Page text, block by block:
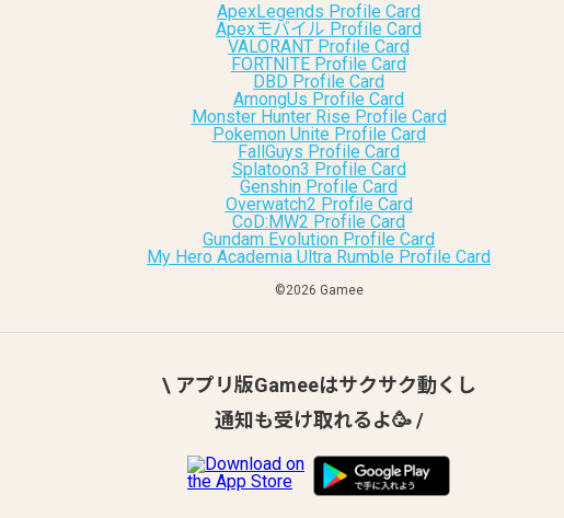
ApexLegends Profile Card
Apexモバイル Profile Card
VALORANT Profile Card
FORTNITE Profile Card
DBD Profile Card
AmongUs Profile Card
Monster Hunter Rise Profile Card
Pokemon Unite Profile Card
FallGuys Profile Card
Splatoon3 Profile Card
Genshin Profile Card
Overwatch2 Profile Card
CoD:MW2 Profile Card
Gundam Evolution Profile Card
My Hero Academia Ultra Rumble Profile Card
©︎2026 Gamee
\ アプリ版Gameeはサクサク動くし
通知も受け取れるよ🥳 /